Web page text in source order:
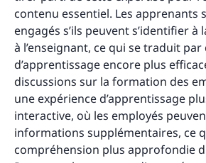
contenu essentiel. Les apprenants
engagés s’ils peuvent s’identifier à
à l’enseignant, ce qui se traduit
d’apprentissage encore plus
discussions sur la formation des
une expérience d’apprentissage
interactive, où les employés
informations supplémentaires, ce
compréhension plus approfondie